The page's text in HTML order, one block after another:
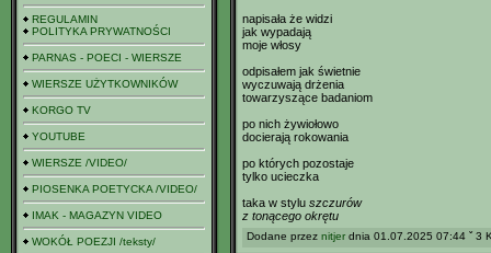
REGULAMIN
POLITYKA PRYWATNOŚCI
PARNAS - POECI - WIERSZE
WIERSZE UŻYTKOWNIKÓW
KORGO TV
YOUTUBE
WIERSZE /VIDEO/
PIOSENKA POETYCKA /VIDEO/
IMAK - MAGAZYN VIDEO
WOKÓŁ POEZJI /teksty/
napisała że widzi
jak wypadają
moje włosy
odpisałem jak świetnie
wyczuwają drżenia
towarzyszące badaniom
po nich żywiołowo
docierają rokowania
po których pozostaje
tylko ucieczka
taka w stylu szczurów
z tonącego okrętu
Dodane przez nitjer dnia 01.07.2025 07:44 ˇ 3